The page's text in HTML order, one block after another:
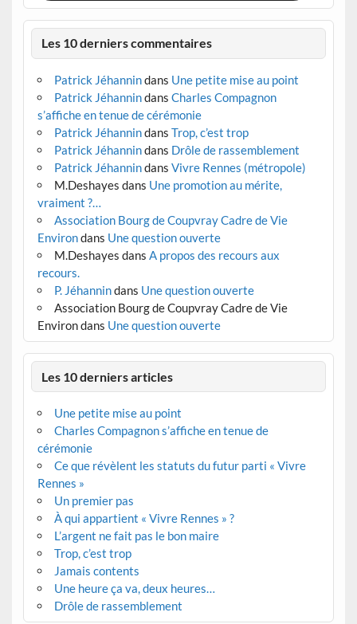
Les 10 derniers commentaires
Patrick Jéhannindans Une petite mise au point
Patrick Jéhannindans Charles Compagnon
s’affiche en tenue de cérémonie
Patrick Jéhannindans Trop, c’est trop
Patrick Jéhannindans Drôle de rassemblement
Patrick Jéhannindans Vivre Rennes (métropole)
M.Deshayes dans Une promotion au mérite,
vraiment ?…
Association Bourg de Coupvray Cadre de Vie
Environdans Une question ouverte
M.Deshayes dans A propos des recours aux
recours.
P. Jéhannindans Une question ouverte
Association Bourg de Coupvray Cadre de Vie
Environdans Une question ouverte
Les 10 derniers articles
Une petite mise au point
Charles Compagnon s’affiche en tenue de
cérémonie
Ce que révèlent les statuts du futur parti « Vivre
Rennes »
Un premier pas
À qui appartient « Vivre Rennes » ?
L’argent ne fait pas le bon maire
Trop, c’est trop
Jamais contents
Une heure ça va, deux heures…
Drôle de rassemblement